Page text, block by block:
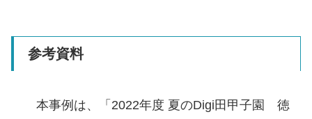
参考資料
本事例は、「2022年度 夏のDigi田甲子園 徳